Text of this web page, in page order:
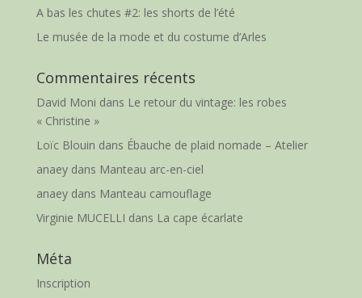
A bas les chutes #2: les shorts de l’été
Le musée de la mode et du costume d’Arles
Commentaires récents
David Moni dans Le retour du vintage: les robes
« Christine »
Loïc Blouin dans Ébauche de plaid nomade – Atelier
anaeydans Manteau arc-en-ciel
anaeydans Manteau camouflage
Virginie MUCELLI dans La cape écarlate
Méta
Inscription